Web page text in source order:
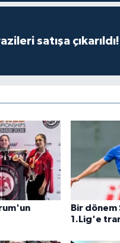
satışa
Bir
1.Lig'e